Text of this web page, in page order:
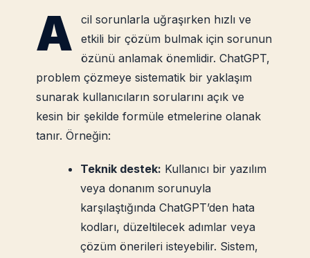
A
cil sorunlarla uğraşırken hızlı ve
etkili bir çözüm bulmak için sorunun
özünü anlamak önemlidir. ChatGPT,
problem çözmeye sistematik bir yaklaşım
sunarak kullanıcıların sorularını açık ve
kesin bir şekilde formüle etmelerine olanak
tanır. Örneğin:
Teknik destek: Kullanıcı bir yazılım
veya donanım sorunuyla
karşılaştığında ChatGPT’den hata
kodları, düzeltilecek adımlar veya
çözüm önerileri isteyebilir. Sistem,